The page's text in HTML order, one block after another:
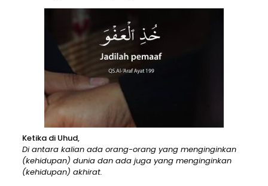
Ketika di Uhud,
Di antara kalian ada orang-orang yang menginginkan
(kehidupan) dunia dan ada juga yang menginginkan
(kehidupan) akhirat.